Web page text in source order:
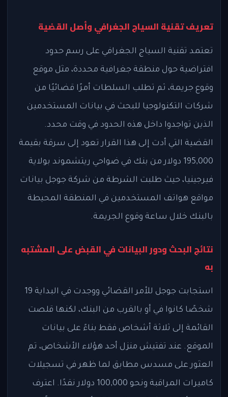
تعريف تقنية السياج الجغرافي وأصل القضية
تعتمد تقنية السياج الجغرافي على رسم حدود
افتراضية حول منطقة جغرافية محددة، مثل موقع
وقوع جريمة، ثم تطلب السلطات أمرًا قضائيًا من
شركات التكنولوجيا للبحث في بيانات المستخدمين
الذين تواجدوا داخل هذه الحدود في وقت محدد.
القضية التي أدت إلى هذا القرار تعود إلى سرقة بقيمة
195,000 دولار من بنك في ضواحي ريتشموند بولاية
فيرجينيا، حيث طلبت الشرطة من شركة جوجل بيانات
مواقع هواتف المستخدمين في المنطقة المحيطة
بالبنك خلال ساعة وقوع الجريمة.
نتائج البحث ودور البيانات في القبض على المشتبه
به
استجابت جوجل للأمر القضائي ووجدت في البداية 19
شخصًا كانوا في أو بالقرب من البنك، لكنها قلصت
القائمة إلى ثلاثة أشخاص فقط بناءً على بيانات
الموقع. عند تفتيش منزل أحد هؤلاء الأشخاص، تم
العثور على مسدس مطابق لما ظهر في تسجيلات
كاميرات المراقبة ونحو 100,000 دولار نقدًا. اعترف